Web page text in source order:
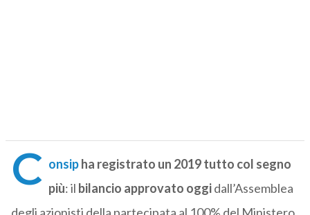
C onsipha registrato un 2019 tutto col segno
più: il bilancio approvato oggidall’Assemblea